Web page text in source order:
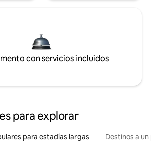
con servicios incluidos
para explorar
para estadías largas Destinos a un